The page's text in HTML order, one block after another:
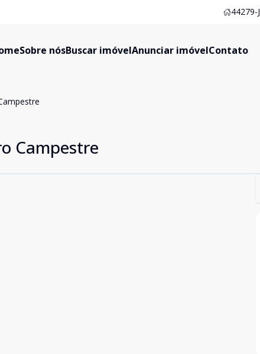
44279-J
Sobre nósBuscar imóvelAnunciar imóvelContato
Campestre